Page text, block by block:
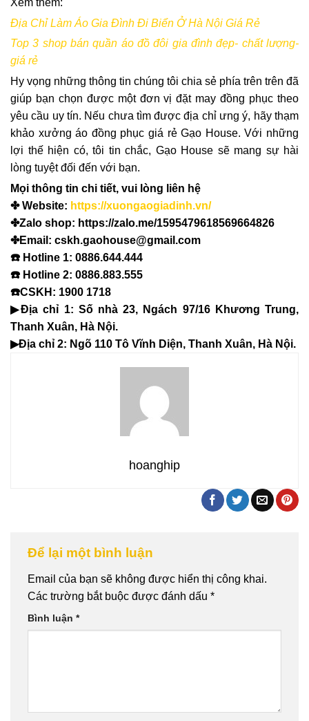
Địa Chỉ Làm Áo Gia Đình Đi Biển Ở Hà Nội Giá Rẻ
Top 3 shop bán quần áo đồ đôi gia đình đẹp- chất lượng-
giá rẻ
Hy vọng những thông tin chúng tôi chia sẻ phía trên trên đã
giúp bạn chọn được một đơn vị đặt may đồng phục theo
yêu cầu uy tín. Nếu chưa tìm được địa chỉ ưng ý, hãy thạm
khảo xưởng áo đồng phục giá rẻ Gạo House. Với những
lợi thế hiện có, tôi tin chắc, Gạo House sẽ mang sự hài
lòng tuyệt đối đến với bạn.
Mọi thông tin chi tiết, vui lòng liên hệ
✤ Website: https://xuongaogiadinh.vn/
✤Zalo shop: https://zalo.me/1595479618569664826
✤Email: cskh.gaohouse@gmail.com
☎️ Hotline 1: 0886.644.444
☎️ Hotline 2: 0886.883.555
☎️CSKH: 1900 1718
▶Địa chỉ 1: Số nhà 23, Ngách 97/16 Khương Trung,
Thanh Xuân, Hà Nội.
▶Địa chỉ 2: Ngõ 110 Tô Vĩnh Diện, Thanh Xuân, Hà Nội.
hoanghip
Để lại một bình luận
Email của bạn sẽ không được hiển thị công khai.
Các trường bắt buộc được đánh dấu *
Bình luận *